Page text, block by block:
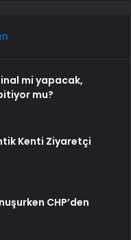
mi yapacak,
mu?
Kenti Ziyaretçi
CHP’den